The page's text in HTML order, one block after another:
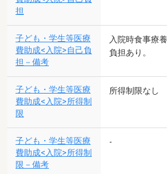
担
子ども・学生等医療
費助成<入院>自己負
担－備考
入院時食事療
負担あり。
子ども・学生等医療
費助成<入院>所得制
限
所得制限なし
子ども・学生等医療
費助成<入院>所得制
限－備考
-